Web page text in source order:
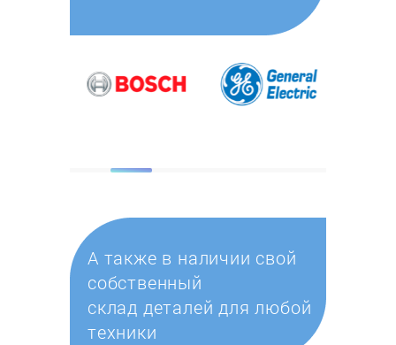
А также в наличии свой
собственный
склад деталей для любой
техники